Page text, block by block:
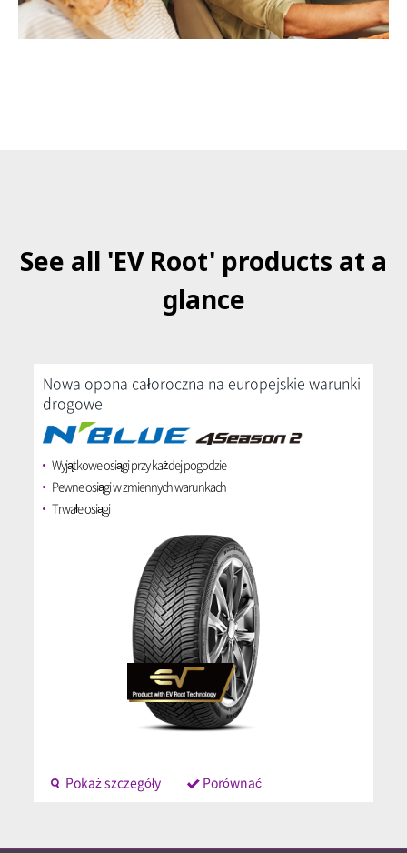
See all 'EV Root' products at a
glance
Nowa opona całoroczna na europejskie warunki
drogowe
Wyjątkowe osiągi przy każdej pogodzie
Pewne osiągi w zmiennych warunkach
Trwałe osiągi
Pokaż szczegóły Porównać